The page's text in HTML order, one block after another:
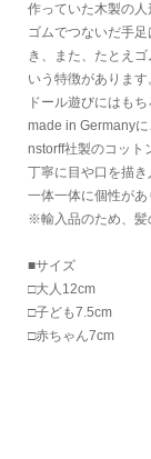
作っていた木製の人
ゴムでつないだ手
き、また、たとえ
いう特徴があります
ドール遊びにはも
made in Germany
nstorff社製のコット
丁寧に目や口を描き
一体一体に個性があ
※輸入品のため、髪
■サイズ
□大人12cm
□子ども7.5cm
□赤ちゃん7cm